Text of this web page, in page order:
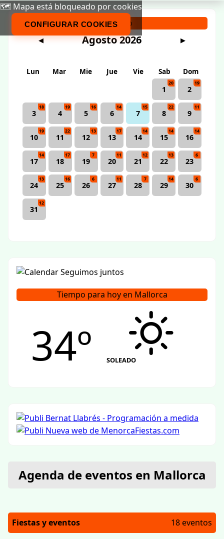
🗺️ Mapa está bloqueado por cookies
CONFIGURAR COOKIES
Calendario
◀ Agosto 2026 ▶
Lun Mar Mie Jue Vie Sab
Dom
1
20
2
19
3
18
4
19
5
16
6
14
7
15
8
22
9
11
10
19
11
22
12
13
13
17
14
14
15
14
16
14
17
14
18
17
19
7
20
11
21
12
22
13
23
6
24
13
25
16
26
6
27
11
28
7
29
14
30
6
31
12
Tiempo para hoy en Mallorca
34º SOLEADO
Agenda de eventos en Mallorca
Fiestas y eventos 18 eventos